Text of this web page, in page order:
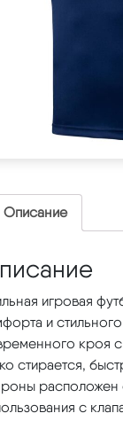
Описание
игровая
и
кроя с
стирается,
расположен
с